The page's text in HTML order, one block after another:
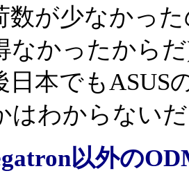
数が少なかっ
なかったから
日本でもASUS
はわからない
以外の